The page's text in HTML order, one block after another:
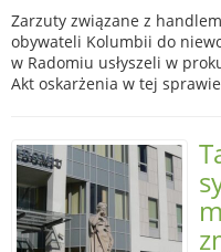
Zarzuty związane z
obywateli Kolumbii do
w Radomiu usłyszeli w
Akt oskarżenia w tej